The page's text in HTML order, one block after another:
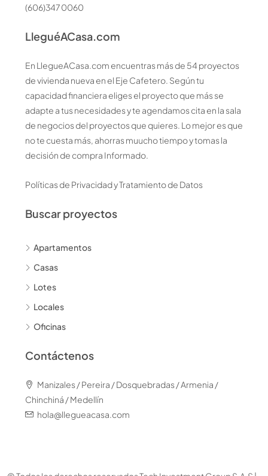
(606)347 0060
LleguéACasa.com
En LlegueACasa.com encuentras más de 54 proyectos
de vivienda nueva en el Eje Cafetero. Según tu
capacidad financiera eliges el proyecto que más se
adapte a tus necesidades y te agendamos cita en la sala
de negocios del proyectos que quieres. Lo mejor es que
no te cuesta más, ahorras muucho tiempo y tomas la
decisión de compra Informado.
Políticas de Privacidad y Tratamiento de Datos
Buscar proyectos
Apartamentos
Casas
Lotes
Locales
Oficinas
Contáctenos
Manizales / Pereira / Dosquebradas / Armenia /
Chinchiná / Medellín
hola@llegueacasa.com